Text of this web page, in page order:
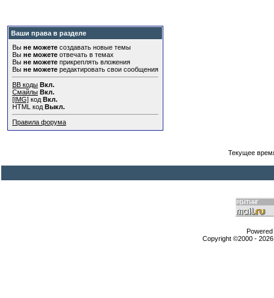
Ваши права в разделе
Вы не можете создавать новые темы
Вы не можете отвечать в темах
Вы не можете прикреплять вложения
Вы не можете редактировать свои сообщения
BB коды Вкл.
Смайлы Вкл.
[IMG] код Вкл.
HTML код Выкл.
Правила форума
Текущее
Copyright ©2000 -